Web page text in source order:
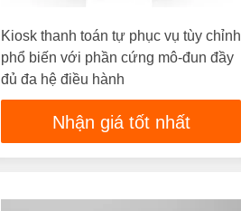
Kiosk thanh toán tự phục vụ tùy chỉnh
phổ biến với phần cứng mô-đun đầy
đủ đa hệ điều hành
Nhận giá tốt nhất